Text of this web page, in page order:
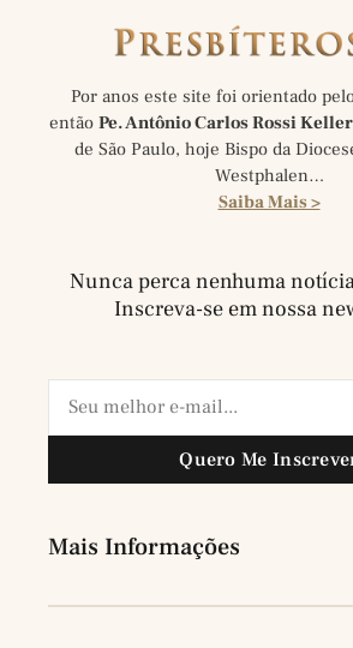
Por anos este site foi orientado
então Pe. Antônio Carlos Rossi Keller
de São Paulo, hoje Bispo da
Westphalen…
Saiba Mais >
Nunca perca nenhuma
Inscreva-se em nossa
Quero Me
Mais Informações